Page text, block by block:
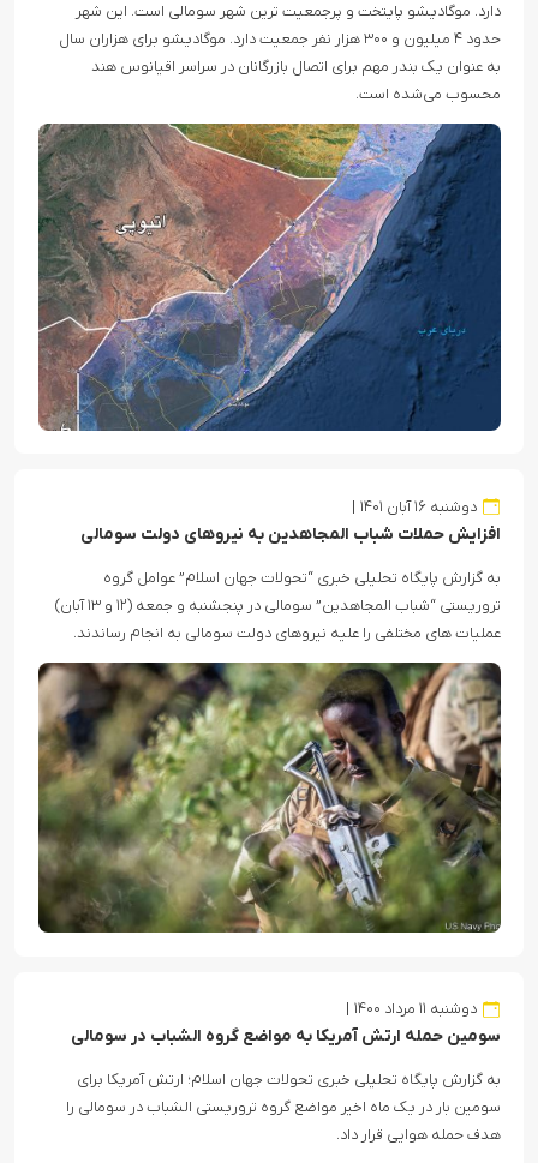
دارد. موگادیشو پایتخت و پرجمعیت ترین شهر سومالی است. این شهر
حدود ۴ میلیون و ۳۰۰ هزار نفر جمعیت دارد. موگادیشو برای هزاران سال
به عنوان یک بندر مهم برای اتصال بازرگانان در سراسر اقیانوس هند
محسوب می‌شده است.
دوشنبه ۱۶ آبان ۱۴۰۱
افزایش حملات شباب المجاهدین به نیروهای دولت سومالی
به گزارش پایگاه تحلیلی خبری “تحولات جهان اسلام” عوامل گروه
تروریستی “شباب المجاهدین” سومالی در پنجشنبه و جمعه (۱۲ و ۱۳ آبان)
عملیات های مختلفی را علیه نیروهای دولت سومالی به انجام رساندند.
دوشنبه ۱۱ مرداد ۱۴۰۰
سومین حمله ارتش آمریکا به مواضع گروه الشباب در سومالی
به گزارش پایگاه تحلیلی خبری تحولات جهان اسلام؛ ارتش آمریکا برای
سومین بار در یک ماه اخیر مواضع گروه تروریستی الشباب در سومالی را
هدف حمله هوایی قرار داد.